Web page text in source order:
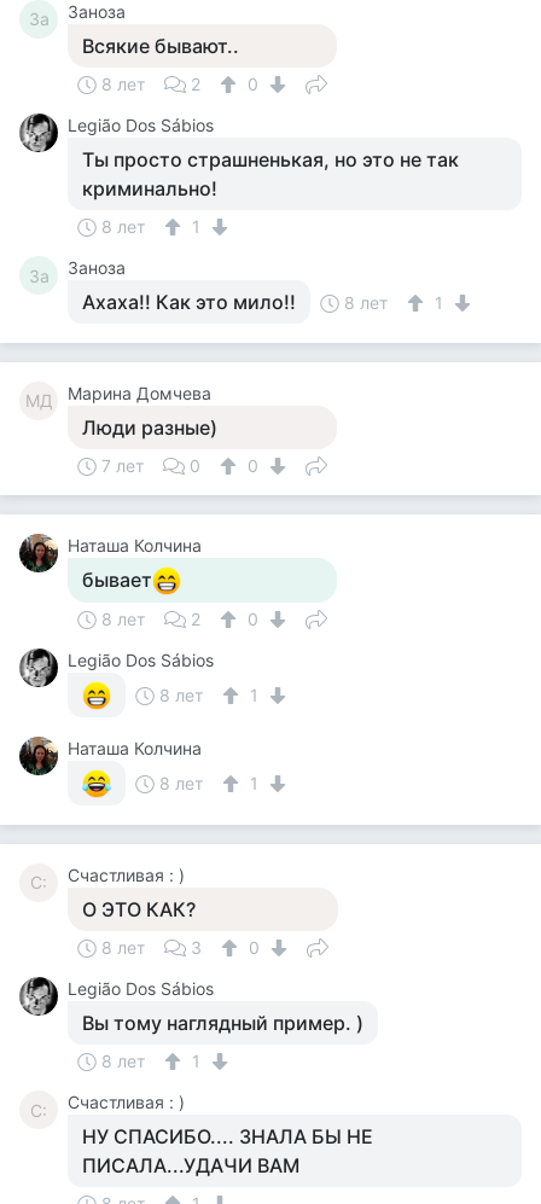
За Заноза
Всякие бывают..
8 лет 2
0
Legião Dos Sábios
Ты просто страшненькая, но это не так
криминально!
8 лет 1
За Заноза
Ахаха!! Как это мило!! 8 лет 1
МД Марина Домчева
Люди разные)
7 лет 0 0
Наташа Колчина
бывает
8 лет 2
0
Legião Dos Sábios
8 лет
1
Наташа Колчина
8 лет
1
С: Счастливая : )
О ЭТО КАК?
8 лет 3
0
Legião Dos Sábios
Вы тому наглядный пример. )
8 лет 1
С: Счастливая : )
НУ СПАСИБО.... ЗНАЛА БЫ НЕ
ПИСАЛА...УДАЧИ ВАМ